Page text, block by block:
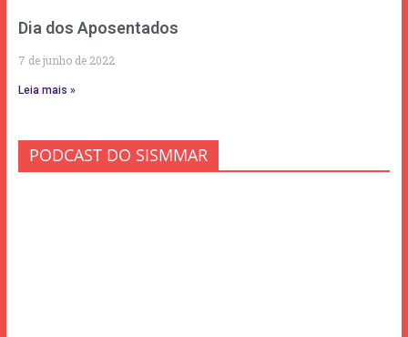
Dia dos Aposentados
7 de junho de 2022
Leia mais »
PODCAST DO SISMMAR